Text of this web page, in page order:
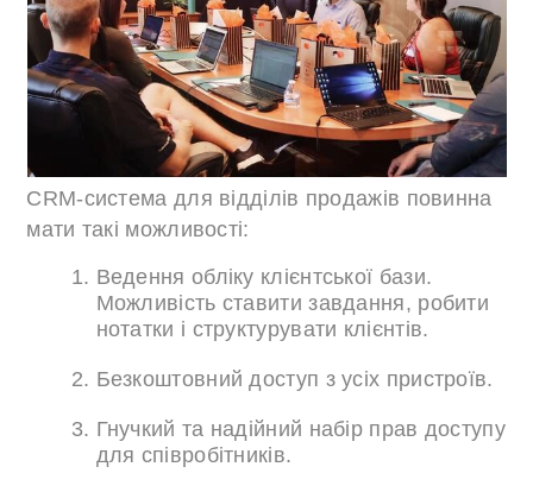
CRM-система для відділів продажів повинна
мати такі можливості:
Ведення обліку клієнтської бази.
Можливість ставити завдання, робити
нотатки і структурувати клієнтів.
Безкоштовний доступ з усіх пристроїв.
Гнучкий та надійний набір прав доступу
для співробітників.